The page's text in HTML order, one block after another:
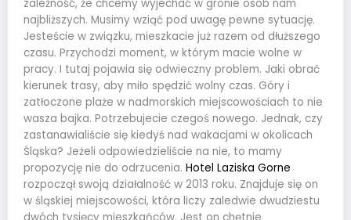
zależność, że chcemy wyjechać w gronie osób nam
najbliższych. Musimy wziąć pod uwagę pewne sytuację.
Jesteście w związku, mieszkacie już razem od dłuższego
czasu. Przychodzi moment, w którym macie wolne w
pracy. I tutaj pojawia się odwieczny problem. Jaki obrać
kierunek trasy, aby miło spędzić wolny czas. Góry i
zatłoczone plaże w nadmorskich miejscowościach to nie
wasza bajka. Potrzebujecie czegoś nowego. Jednak, czy
zastanawialiście się kiedyś nad wakacjami w okolicach
Śląska? Jeżeli odpowiedzieliście na nie, to mamy
propozycję nie do odrzucenia. Hotel Laziska Gorne
rozpoczął swoją działalność w 2013 roku. Znajduje się on
w śląskiej miejscowości, która liczy zaledwie dwudziestu